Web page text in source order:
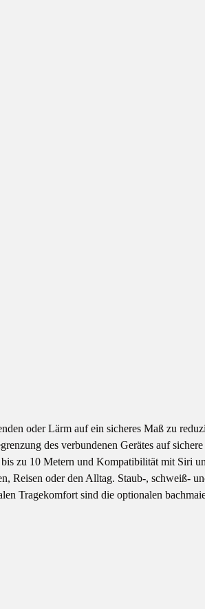
oder Lärm auf ein sicheres Maß zu
des verbundenen Gerätes auf
zu 10 Metern und Kompatibilität mit Siri
oder den Alltag. Staub-, schweiß-
Tragekomfort sind die optionalen